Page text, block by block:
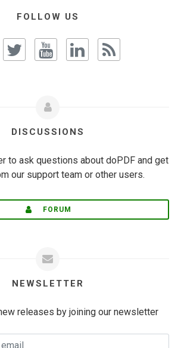
FOLLOW US
DISCUSSIONS
to ask questions about doPDF and get
our support team or other users.
FORUM
NEWSLETTER
releases by joining our newsletter